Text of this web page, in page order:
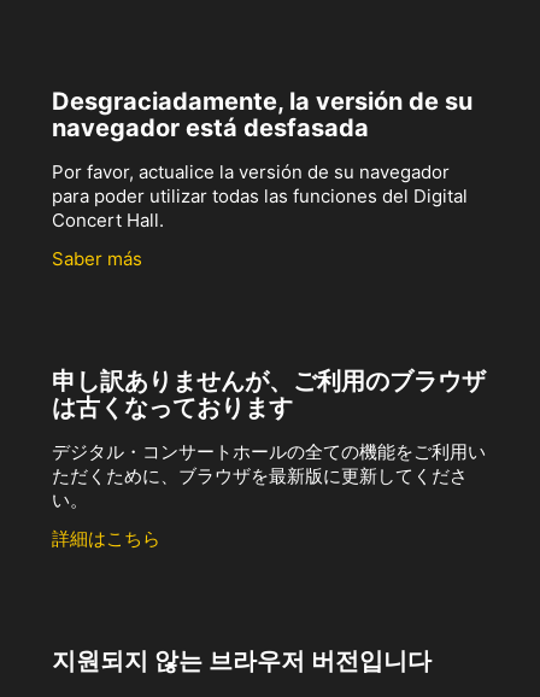
Desgraciadamente, la versión de su
navegador está desfasada
Por favor, actualice la versión de su navegador
para poder utilizar todas las funciones del Digital
Concert Hall.
Saber más
申し訳ありませんが、ご利用のブラウザ
は古くなっております
デジタル・コンサートホールの全ての機能をご利用い
ただくために、ブラウザを最新版に更新してくださ
い。
詳細はこちら
지원되지 않는 브라우저 버전입니다